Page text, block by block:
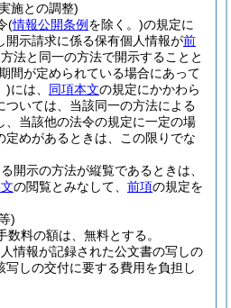
施との調整)
(情報公開条例 を除く。)の規定に
開示請求に係る保有個人情報が前
法と同一の方法で開示することと
間が定められている場合にあって
)には、 同項本文の規定にかかわら
ついては、当該同一の方法による
、当該他の法令の規定に一定の場
定めがあるときは、この限りでな
開示の方法が縦覧であるときは、
の閲覧とみなして、 前項の規定を
)
数料の額は、無料とする。
情報が記録された公文書の写しの
写しの交付に要する費用を負担し